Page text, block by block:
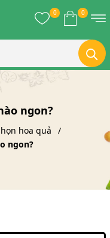
0 0
ngon?
hoa quả
ngon?